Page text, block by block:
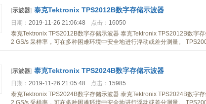
[示波器] 泰克Tektronix TPS2012B数字存储示波器
日期： 2019-11-26 21:06:48 点击： 16050
泰克Tektronix TPS2012B数字存储示波器 泰克Tektronix TPS2012B数字
2 GS/s 采样率，可在多种困难环境中安全地进行浮动或差分测量。
[示波器] 泰克Tektronix TPS2024B数字存储示波器
日期： 2019-11-26 21:05:48 点击： 15985
泰克Tektronix TPS2024B数字存储示波器 泰克Tektronix TPS2024B数字
2 GS/s 采样率，可在多种困难环境中安全地进行浮动或差分测量。